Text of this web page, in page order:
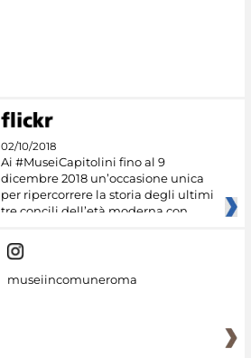
02/10/2018
Ai #MuseiCapitolini fino al 9
dicembre 2018 un’occasione unica
per ripercorrere la storia degli ultimi
tre concili dell’età moderna con
museiincomuneroma